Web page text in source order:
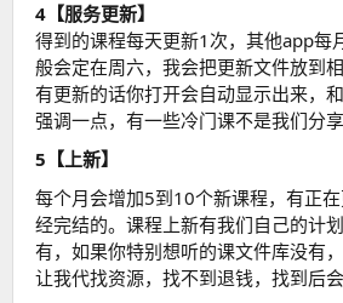
4【服务更新】
得到的课程每天更新1次，其他app每
般会定在周六，我会把更新文件放到
有更新的话你打开会自动显示出来，
强调一点，有一些冷门课不是我们分
5【上新】
每个月会增加5到10个新课程，有正
经完结的。课程上新有我们自己的计
有，如果你特别想听的课文件库没有
让我代找资源，找不到退钱，找到后